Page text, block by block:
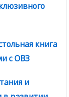
книга
с ОВЗ
Файл
и